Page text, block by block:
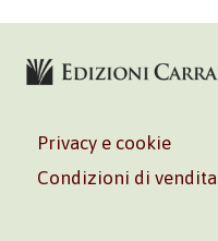
Privacy e cookie
Condizioni di vendita